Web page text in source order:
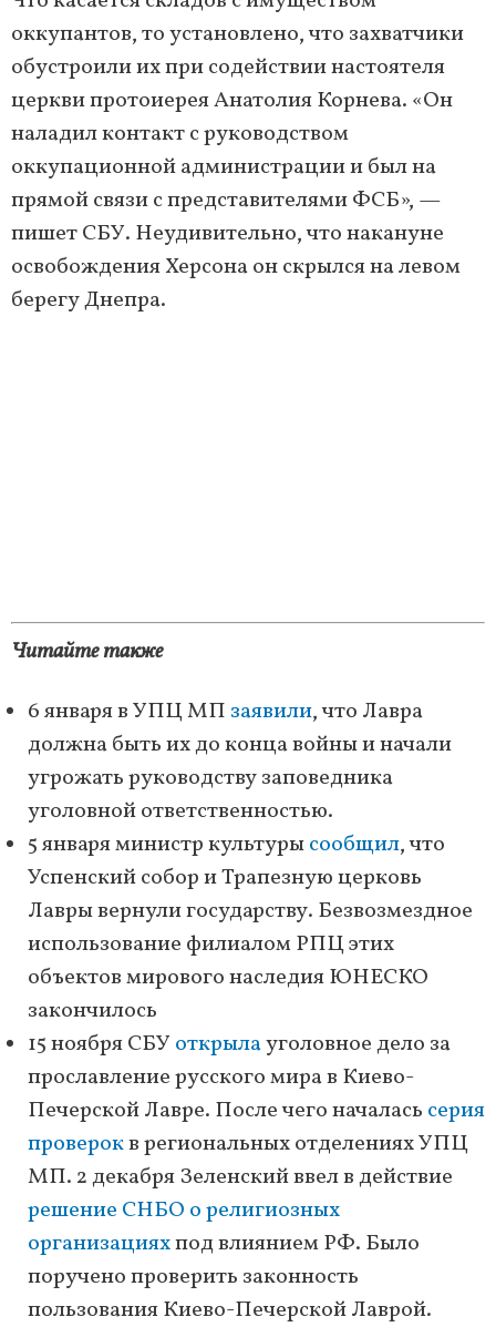
оккупантов, то установлено, что захватчики
обустроили их при содействии настоятеля
церкви протоиерея Анатолия Корнева. «Он
наладил контакт с руководством
оккупационной администрации и был на
прямой связи с представителями ФСБ», —
пишет СБУ. Неудивительно, что накануне
освобождения Херсона он скрылся на левом
берегу Днепра.
Читайте также
6 января в УПЦ МП заявили, что Лавра
должна быть их до конца войны и начали
угрожать руководству заповедника
уголовной ответственностью.
5 января министр культурысообщил, что
Успенский собор и Трапезную церковь
Лавры вернули государству. Безвозмездное
использование филиалом РПЦ этих
объектов мирового наследия ЮНЕСКО
закончилось
15 ноября СБУоткрылауголовное дело за
прославление русского мира в Киево-
Печерской Лавре. После чего началась серия
проверокв региональных отделениях УПЦ
МП. 2 декабря Зеленский ввел в действие
решение СНБО о религиозных
организацияхпод влиянием РФ. Было
поручено проверить законность
пользования Киево-Печерской Лаврой.